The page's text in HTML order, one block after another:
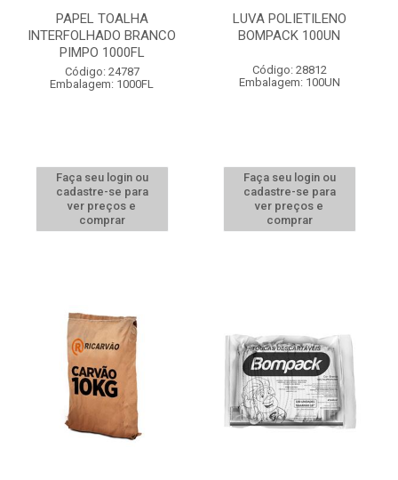
PAPEL TOALHA
INTERFOLHADO BRANCO
PIMPO 1000FL
Código: 24787
Embalagem: 1000FL
Faça seu login ou
cadastre-se para
ver preços e
comprar
LUVA POLIETILENO
BOMPACK 100UN
Código: 28812
Embalagem: 100UN
Faça seu login ou
cadastre-se para
ver preços e
comprar